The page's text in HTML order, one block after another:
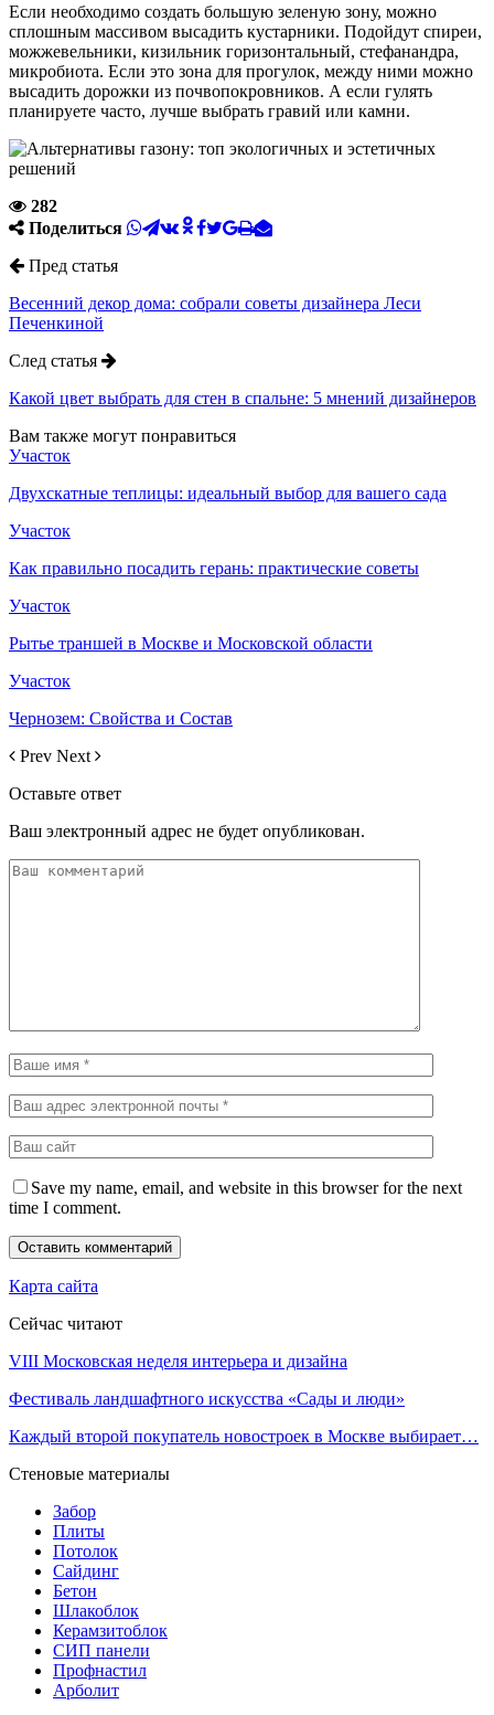
Если необходимо создать большую зеленую зону, можно
сплошным массивом высадить кустарники. Подойдут спиреи,
можжевельники, кизильник горизонтальный, стефанандра,
микробиота. Если это зона для прогулок, между ними можно
высадить дорожки из почвопокровников. А если гулять
планируете часто, лучше выбрать гравий или камни.
282
Поделиться
Пред статья
Весенний декор дома: собрали советы дизайнера Леси
Печенкиной
След статья
Какой цвет выбрать для стен в спальне: 5 мнений дизайнеров
Вам также могут понравиться
Участок
Двухскатные теплицы: идеальный выбор для вашего сада
Участок
Как правильно посадить герань: практические советы
Участок
Рытье траншей в Москве и Московской области
Участок
Чернозем: Свойства и Состав
Prev Next
Оставьте ответ
Ваш электронный адрес не будет опубликован.
Save my name, email, and website in this browser for the next
time I comment.
Карта сайта
Сейчас читают
VIII Московская неделя интерьера и дизайна
Фестиваль ландшафтного искусства «Сады и люди»
Каждый второй покупатель новостроек в Москве выбирает…
Стеновые материалы
Забор
Плиты
Потолок
Сайдинг
Бетон
Шлакоблок
Керамзитоблок
СИП панели
Профнастил
Арболит